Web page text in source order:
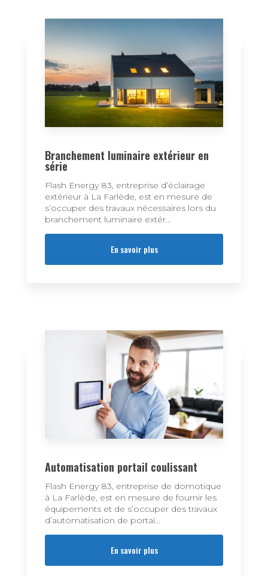
Branchement luminaire extérieur en
série
Flash Energy 83, entreprise d’éclairage
extérieur à La Farlède, est en mesure de
s’occuper des travaux nécessaires lors du
branchement luminaire extér...
En savoir plus
Automatisation portail coulissant
Flash Energy 83, entreprise de domotique
à La Farlède, est en mesure de fournir les
équipements et de s’occuper des travaux
d’automatisation de portai...
En savoir plus